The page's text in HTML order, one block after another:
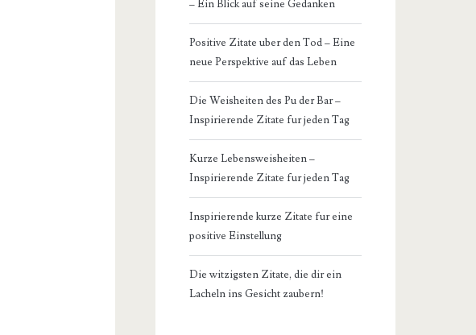
– Ein Blick auf seine Gedanken
Positive Zitate uber den Tod – Eine
neue Perspektive auf das Leben
Die Weisheiten des Pu der Bar –
Inspirierende Zitate fur jeden Tag
Kurze Lebensweisheiten –
Inspirierende Zitate fur jeden Tag
Inspirierende kurze Zitate fur eine
positive Einstellung
Die witzigsten Zitate, die dir ein
Lacheln ins Gesicht zaubern!